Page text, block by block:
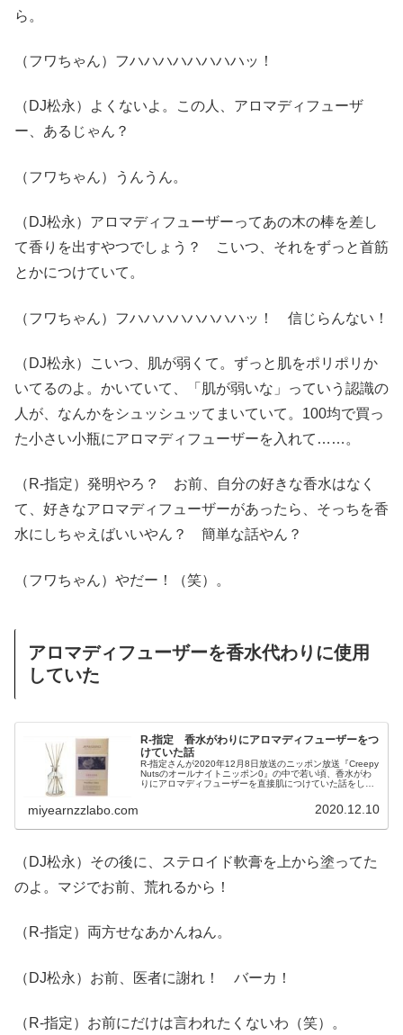
ら。
（フワちゃん）フハハハハハハハハッ！
（DJ松永）よくないよ。この人、アロマディフューザ
ー、あるじゃん？
（フワちゃん）うんうん。
（DJ松永）アロマディフューザーってあの木の棒を差し
て香りを出すやつでしょう？ こいつ、それをずっと首筋
とかにつけていて。
（フワちゃん）フハハハハハハハハッ！ 信じらんない！
（DJ松永）こいつ、肌が弱くて。ずっと肌をポリポリか
いてるのよ。かいていて、「肌が弱いな」っていう認識の
人が、なんかをシュッシュッてまいていて。100均で買っ
た小さい小瓶にアロマディフューザーを入れて……。
（R-指定）発明やろ？ お前、自分の好きな香水はなく
て、好きなアロマディフューザーがあったら、そっちを香
水にしちゃえばいいやん？ 簡単な話やん？
（フワちゃん）やだー！（笑）。
アロマディフューザーを香水代わりに使用
していた
R-指定 香水がわりにアロマディフューザーをつ
けていた話
R-指定さんが2020年12月8日放送のニッポン放送『Creepy
Nutsのオールナイトニッポン0』の中で若い頃、香水がわ
りにアロマディフューザーを直接肌につけていた話をして
miyearnzzlabo.com 2020.12.10
（DJ松永）その後に、ステロイド軟膏を上から塗ってた
のよ。マジでお前、荒れるから！
（R-指定）両方せなあかんねん。
（DJ松永）お前、医者に謝れ！ バーカ！
（R-指定）お前にだけは言われたくないわ（笑）。